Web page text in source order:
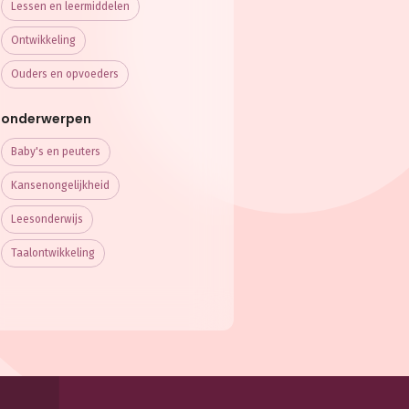
Lessen en leermiddelen
Ontwikkeling
Ouders en opvoeders
onderwerpen
Baby's en peuters
Kansenongelijkheid
Leesonderwijs
Taalontwikkeling